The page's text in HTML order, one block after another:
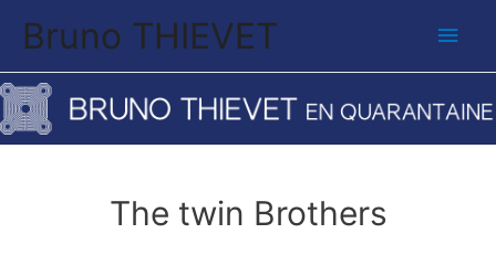
Bruno THIEVET
The twin Brothers